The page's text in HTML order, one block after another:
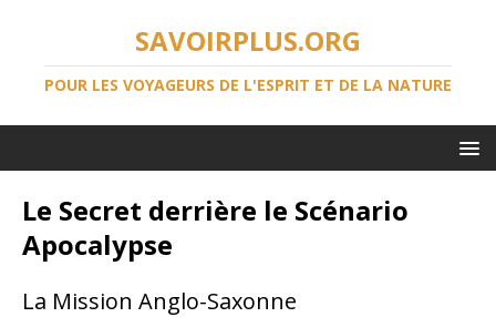
SAVOIRPLUS.ORG
POUR LES VOYAGEURS DE L'ESPRIT ET DE LA NATURE
Le Secret derrière le Scénario
Apocalypse
La Mission Anglo-Saxonne